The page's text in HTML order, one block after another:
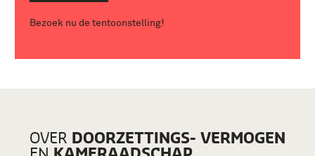
Bezoek nu de tentoonstelling!
OVER DOORZETTINGS- VERMOGEN